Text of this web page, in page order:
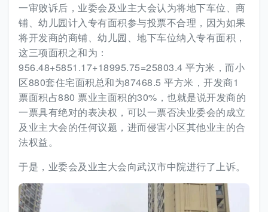
一审败诉后，业委会及业主大会认为将地下车位、商
铺、幼儿园计入专有面积参与投票不合理，因为如果
将开发商的商铺、幼儿园、地下车位纳入专有面积，
这三项面积之和为：
956.48+5851.17+18995.75=25803.4 平方米，而小
区880套住宅面积总和为87468.5 平方米，开发商1
票面积占880 票业主面积的30%，也就是说开发商的
一票具有绝对的表决权，可以一票否决业委会的成立
及业主大会的任何议题，进而侵害小区其他业主的合
法权益。
于是，业委会及业主大会向武汉市中院进行了上诉。